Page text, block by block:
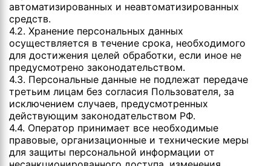
автоматизированных и неавтоматизированных
средств.
4.2. Хранение персональных данных
осуществляется в течение срока, необходимого
для достижения целей обработки, если иное не
предусмотрено законодательством.
4.3. Персональные данные не подлежат передаче
третьим лицам без согласия Пользователя, за
исключением случаев, предусмотренных
действующим законодательством РФ.
4.4. Оператор принимает все необходимые
правовые, организационные и технические меры
для защиты персональной информации от